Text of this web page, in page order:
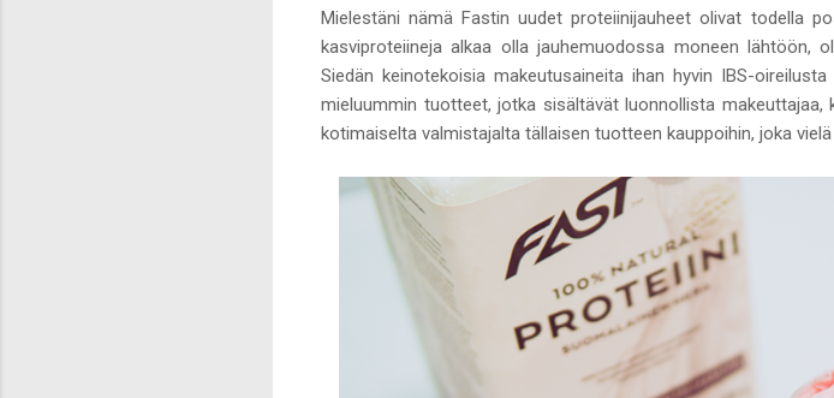
Mielestäni nämä Fastin uudet proteiinijauheet olivat todella
kasviproteiineja alkaa olla jauhemuodossa moneen lähtöön,
Siedän keinotekoisia makeutusaineita ihan hyvin IBS-
mieluummin tuotteet, jotka sisältävät luonnollista makeuttajaa,
kotimaiselta valmistajalta tällaisen tuotteen kauppoihin, joka